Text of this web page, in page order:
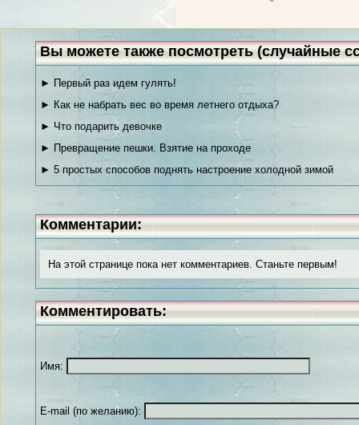
Вы можете также посмотреть (случайные
► Первый раз идем гулять!
► Как не набрать вес во время летнего отдыха?
► Что подарить девочке
► Превращение пешки. Взятие на проходе
► 5 простых способов поднять настроение холодной зимой
Комментарии:
На этой странице пока нет комментариев. Станьте первым!
Комментировать:
Имя:
E-mail (по желанию):